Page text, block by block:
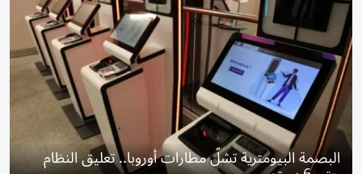
البصمة البيومترية تشلّ مطارات أوروبا.. تعليق النظام